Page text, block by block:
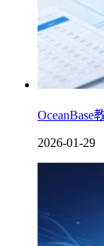
OceanBase
2026-01-29